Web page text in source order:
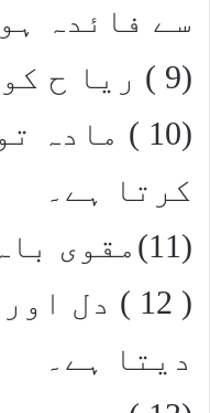
سے فائدہ
(9 ) ریا ح کو دور کر تا ہے۔
(10 )
کرتا ہے۔
(11)مقوی باہ ہے۔
( 12 ) دل
دیتا ہے۔